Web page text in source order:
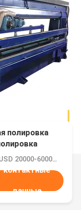
полировка
Цена：USD 20000-60000 Dollar per set
контактные
данные